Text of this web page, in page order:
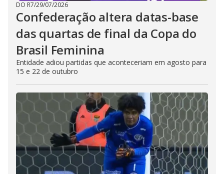
DO R7/29/07/2026
Confederação altera datas-base
das quartas de final da Copa do
Brasil Feminina
Entidade adiou partidas que aconteceriam em agosto para
15 e 22 de outubro